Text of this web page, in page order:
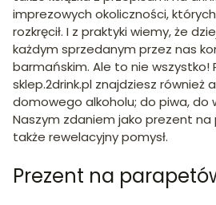
imprezowych okoliczności,
rozkręcił. I z praktyki wiemy, że
każdym sprzedanym przez nas
barmańskim. Ale to nie wszystko!
sklep.2drink.pl znajdziesz również
domowego alkoholu; do piwa, do
Naszym zdaniem jako prezent
także rewelacyjny pomysł.
Prezent na